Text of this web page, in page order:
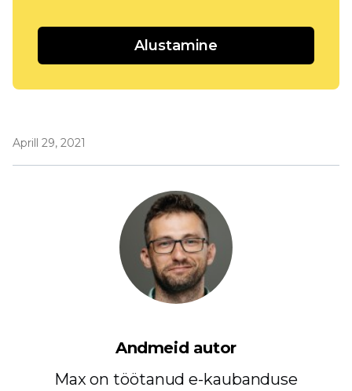
Alustamine
Aprill 29, 2021
Andmeid autor
Max on töötanud e-kaubanduse